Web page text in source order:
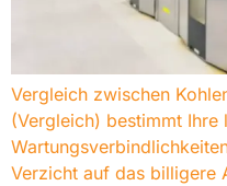
Vergleich zwischen
(Vergleich) bestimmt Ihre
Verzicht auf das billigere